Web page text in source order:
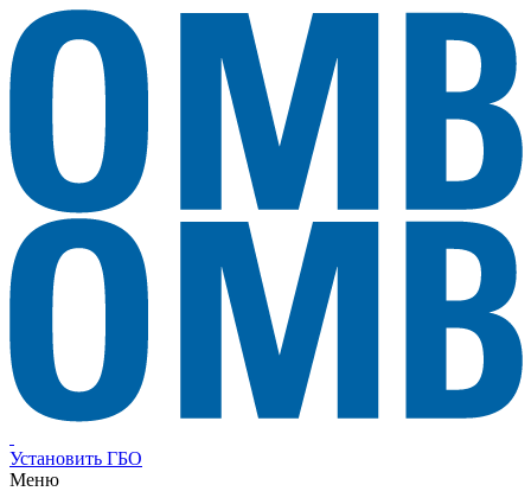
Установить ГБО
Меню